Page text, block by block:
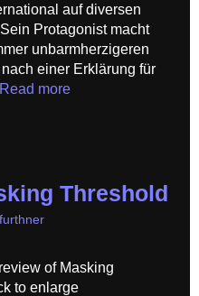
auf diversen
Protagonist macht
unbarm­herzigeren
einer Erklärung für
Read more
Threshold
of Masking
to enlarge